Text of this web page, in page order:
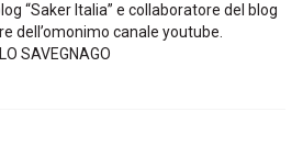
“Saker Italia” e collaboratore del blog
dell’omonimo canale youtube.
SAVEGNAGO